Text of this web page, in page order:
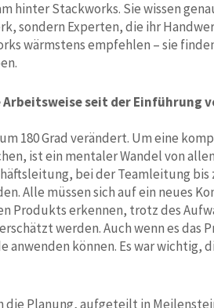
hinter Stackworks. Sie wissen
sondern Experten, die ihr
wärmstens empfehlen – sie
seit der Einführung
180 Grad verändert. Um eine
ist ein mentaler Wandel von
bei der Teamleitung bis
Alle müssen sich auf ein neues
Produkts erkennen, trotz des
werden. Auch wenn es das
anwenden können. Es war wichtig,
die Planung, aufgeteilt in